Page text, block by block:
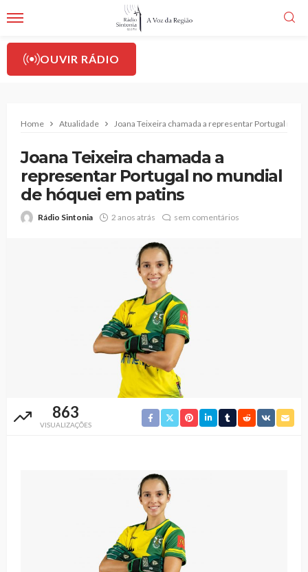
OUVIR RÁDIO
Home Atualidade Joana Teixeira chamada a representar Portugal no
Joana Teixeira chamada a
representar Portugal no mundial
de hóquei em patins
Rádio Sintonia 2 anos atrás sem comentários
863
VISUALIZAÇÕES